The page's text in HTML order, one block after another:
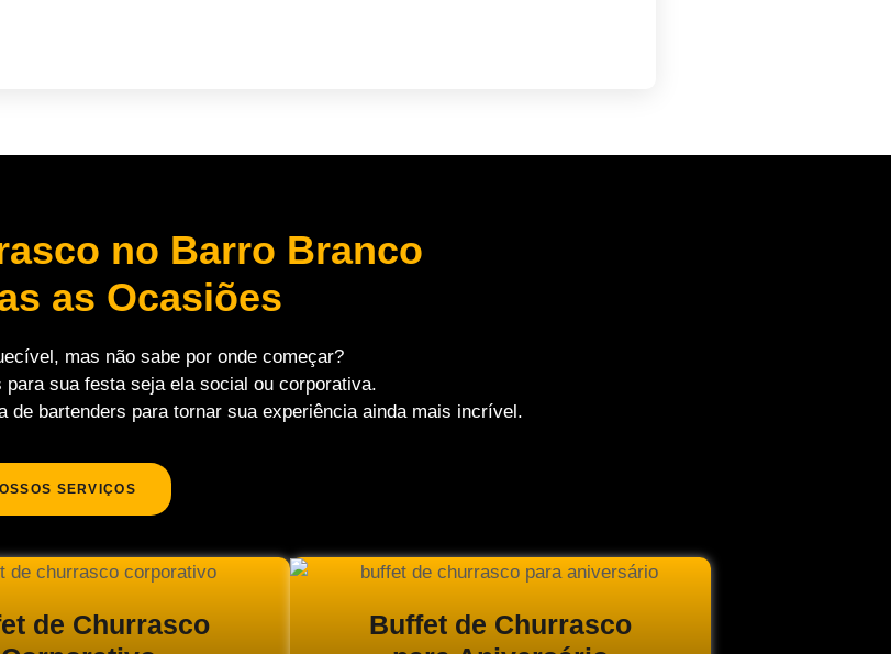
no Barro Branco
as Ocasiões
mas não sabe por onde começar?
sua festa seja ela social ou corporativa.
de bartenders para tornar sua experiência ainda mais incrível.
SERVIÇOS
de Churrasco
Buffet de Churrasco